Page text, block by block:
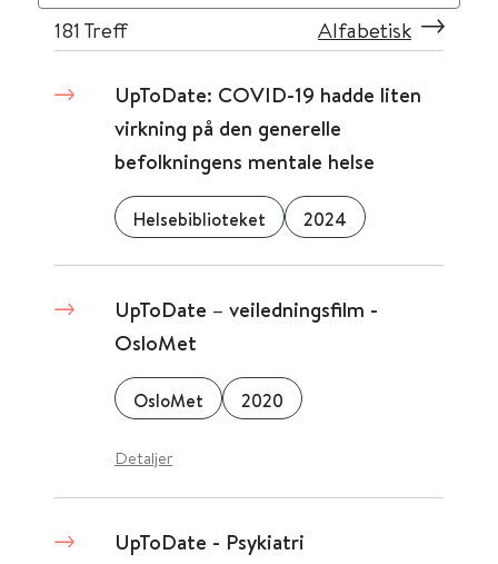
181 Treff Alfabetisk
UpToDate: COVID-19 hadde liten
virkning på den generelle
befolkningens mentale helse
Helsebiblioteket 2024
UpToDate – veiledningsfilm -
OsloMet
OsloMet 2020
Detaljer
UpToDate - Psykiatri